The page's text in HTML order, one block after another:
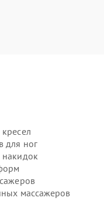
для ног
массажеров